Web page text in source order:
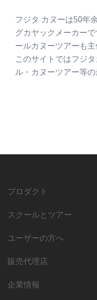
フジタ カヌーは50年
グカヤックメーカー
ールカヌーツアーも主
このサイトではフジ
ル・カヌーツアー等
プロダクト
スクールとツアー
ユーザーの方へ
販売代理店
企業情報